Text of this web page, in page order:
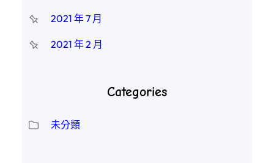
2021 年 7 月
2021 年 2 月
Categories
未分類